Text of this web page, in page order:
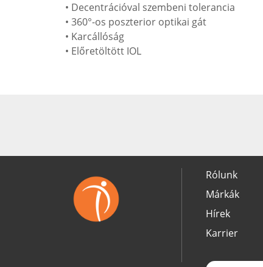
• Decentrációval szembeni tolerancia
• 360°-os poszterior optikai gát
• Karcállóság
• Előretöltött IOL
Rólunk
Márkák
Hírek
Karrier